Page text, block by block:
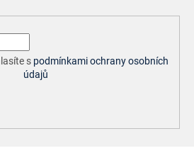
i
s podmínkami ochrany osobních
údajů